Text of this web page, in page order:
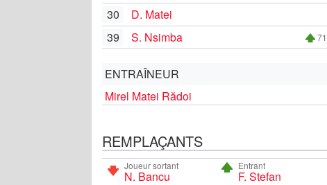
30
D. Matei
39
S. Nsimba
ENTRAÎNEUR
Mirel Matei Rădoi
REMPLAÇANTS
Joueur sortant
N. Bancu
Entrant
F. Stefan